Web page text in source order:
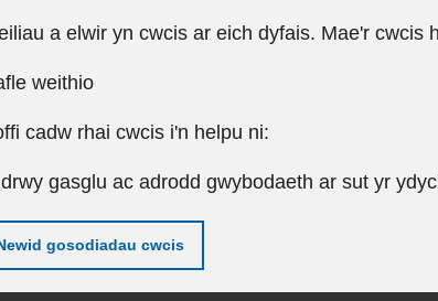
a elwir yn cwcis ar eich dyfais. Mae'r cwcis
weithio
cadw rhai cwcis i'n helpu ni:
gasglu ac adrodd gwybodaeth ar sut yr
gosodiadau cwcis